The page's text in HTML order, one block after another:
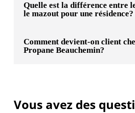
Quelle est la différence entre
le mazout pour une résidence?
Comment devient-on client
Propane Beauchemin?
Vous avez des